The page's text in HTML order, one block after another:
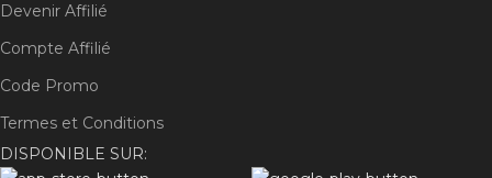
Devenir Affilié
Compte Affilié
Code Promo
Termes et Conditions
DISPONIBLE SUR: